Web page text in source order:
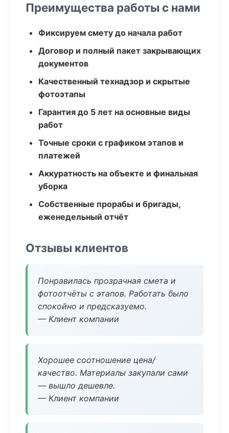
Преимущества работы с нами
Фиксируем смету до начала работ
Договор и полный пакет закрывающих
документов
Качественный технадзор и скрытые
фотоэтапы
Гарантия до 5 лет на основные виды
работ
Точные сроки с графиком этапов и
платежей
Аккуратность на объекте и финальная
уборка
Собственные прорабы и бригады,
еженедельный отчёт
Отзывы клиентов
Понравилась прозрачная смета и
фотоотчёты с этапов. Работать было
спокойно и предсказуемо.
— Клиент компании
Хорошее соотношение цена/
качество. Материалы закупали сами
— вышло дешевле.
— Клиент компании